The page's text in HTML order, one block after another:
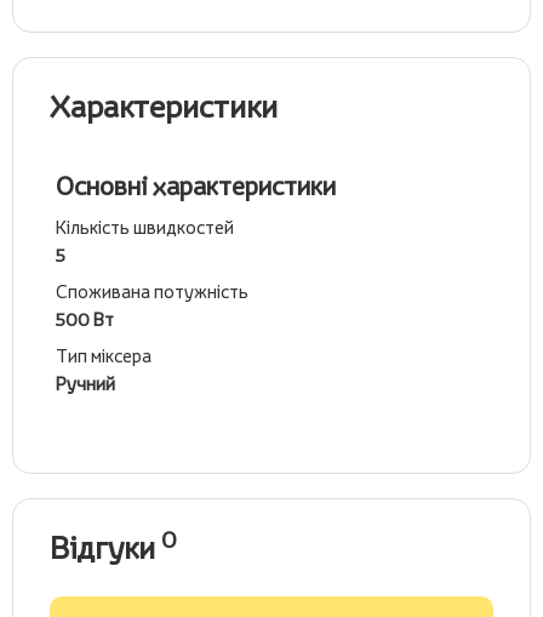
Характеристики
Основні характеристики
Кількість швидкостей
5
Споживана потужність
500 Вт
Тип міксера
Ручний
Відгуки 0